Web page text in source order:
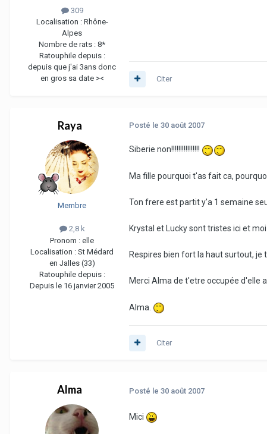
309
Localisation : Rhône-
Alpes
Nombre de rats : 8*
Ratouphile depuis :
depuis que j'ai 3ans donc
en gros sa date ><
Citer
Raya
Membre
2,8 k
Pronom : elle
Localisation : St Médard
en Jalles (33)
Ratouphile depuis :
Depuis le 16 janvier 2005
Posté le 30 août 2007
Siberie non!!!!!!!!!!!!!!!!
Ma fille pourquoi t'as fait ca,
Ton frere est partit y'a 1 semaine
Krystal et Lucky sont tristes ici et
Respires bien fort la haut surtout, je
Merci Alma de t'etre occupée d'elle
Alma.
Citer
Alma Posté le 30 août 2007
Mici